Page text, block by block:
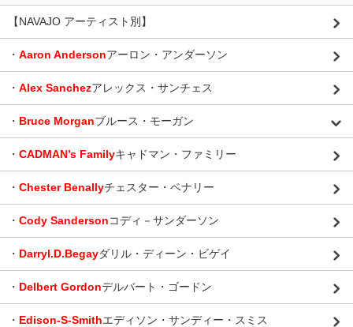
【NAVAJO アーティスト別】
・ Aaron Andersonアーロン・アンダーソン
・ Alex Sanchezアレックス・サンチェス
・ Bruce Morganブルース・モーガン
・ CADMAN’s Familyキャドマン・ファミリー
・ Chester Benallyチェスター・ベナリー
・ Cody Sandersonコディ－サンダーソン
・ Darryl.D.Begayダリル・ディーン・ビゲイ
・ Delbert Gordonデルバート・ゴードン
・ Edison-S-Smithエディソン・サンディー・スミス